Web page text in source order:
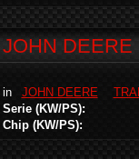
JOHN DEERE
in JOHN DEERE
Serie (KW/PS):
Chip (KW/PS):